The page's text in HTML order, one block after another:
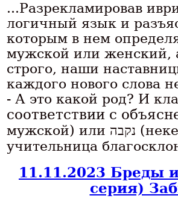
...Разрекламировав
логичный язык и
которым в нем
мужской или женский,
строго, наши
каждого нового слова
- А это какой род? И
соответствии с
мужской) или נקבה
учительница
11.11.2023 Бреды
серия)